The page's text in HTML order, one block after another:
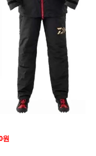
원